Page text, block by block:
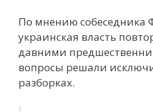
По мнению собеседника
украинская власть
давними
вопросы решали
разборках.